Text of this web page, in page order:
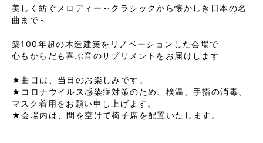
美しく紡ぐメロディー～クラシックから懐かしき日本の名
曲まで～
築100年超の木造建築をリノベーションした会場で
心もからだも喜ぶ音のサプリメントをお届けします
★曲目は、当日のお楽しみです。
★コロナウイルス感染症対策のため、検温、手指の消毒、
マスク着用をお願い申し上げます。
★会場内は、間を空けて椅子席を配置いたします。